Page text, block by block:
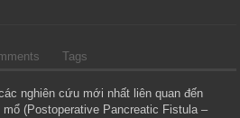
Tags
nghiên cứu mới nhất liên quan đến
mổ (Postoperative Pancreatic Fistula –